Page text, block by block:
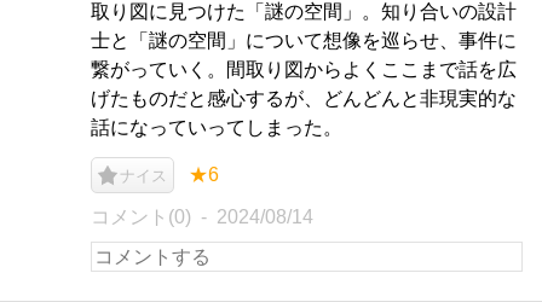
取り図に見つけた「謎の空間」。知り合いの設計
士と「謎の空間」について想像を巡らせ、事件に
繋がっていく。間取り図からよくここまで話を広
げたものだと感心するが、どんどんと非現実的な
話になっていってしまった。
ナイス ★6
コメント(0) 2024/08/14